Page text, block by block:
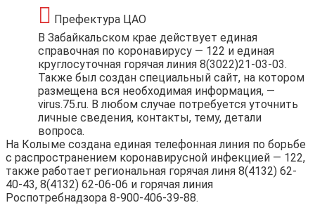
Префектура ЦАО
В Забайкальском крае действует единая
справочная по коронавирусу — 122 и единая
круглосуточная горячая линия 8(3022)21-03-03.
Также был создан специальный сайт, на котором
размещена вся необходимая информация, —
virus.75.ru. В любом случае потребуется уточнить
личные сведения, контакты, тему, детали
вопроса.
На Колыме создана единая телефонная линия по борьбе
с распространением коронавирусной инфекцией — 122,
также работает региональная горячая линя 8(4132) 62-
40-43, 8(4132) 62-06-06 и горячая линия
Роспотребнадзора 8-900-406-39-88.